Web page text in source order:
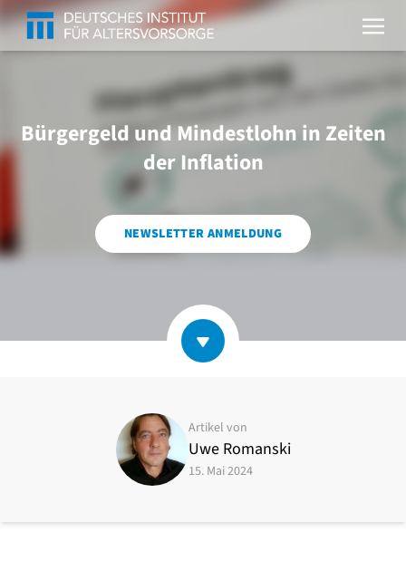
Bürgergeld und Mindestlohn in Zeiten
der Inflation
NEWSLETTER ANMELDUNG
Artikel von
Uwe Romanski
15. Mai 2024